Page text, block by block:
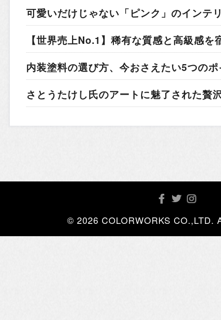
可愛いだけじゃない「ピンク」のインテ
【世界売上No.1】稀有な質感と高級感を
内装塗料の選び方、今おさえたい5つの
さとうたけし氏のアートに魅了された贅
© 2026 COLORWORKS CO.,LTD.